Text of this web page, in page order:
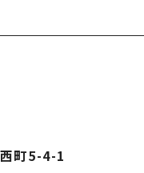
宣言
針画提出文
方針
ついて
町5-4-1